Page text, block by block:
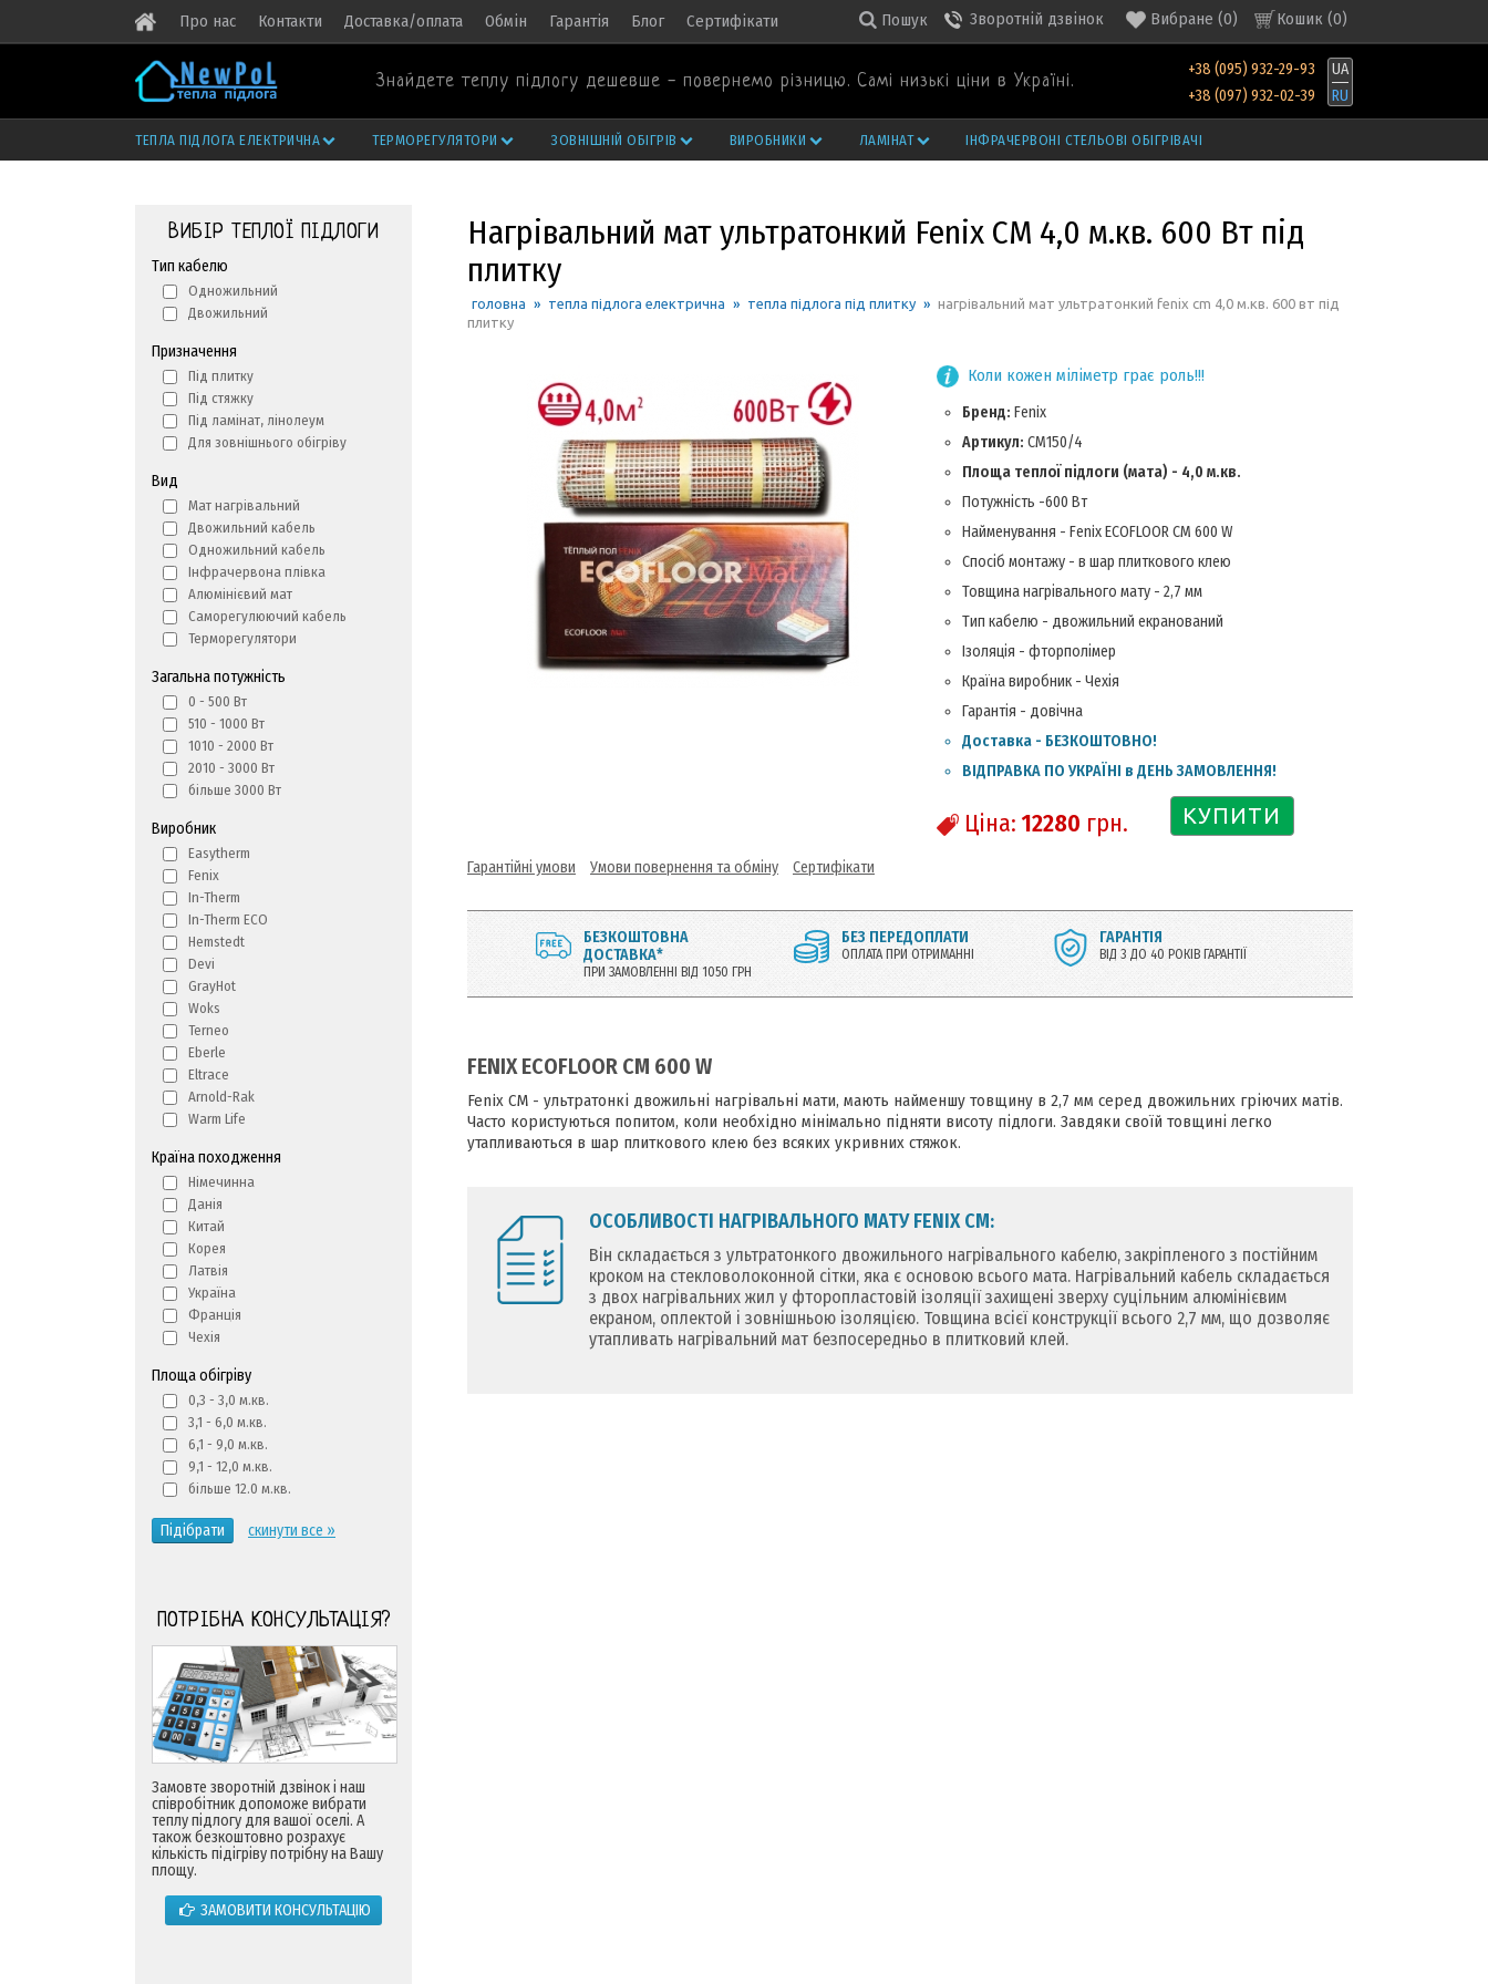
Про нас Контакти Доставка/оплата Обмін Гарантія Блог Сертифікати Кошик (0)
Вибране (0)
Зворотній дзвінок
Пошук
Знайдете теплу підлогу дешевше - повернемо різницю. Самі низькі ціни в Україні.
+38 (095) 932-29-93
+38 (097) 932-02-39
UA
RU
ТЕПЛА ПІДЛОГА ЕЛЕКТРИЧНА ТЕРМОРЕГУЛЯТОРИ ЗОВНІШНІЙ ОБІГРІВ ВИРОБНИКИ ЛАМІНАТ ІНФРАЧЕРВОНІ СТЕЛЬОВІ ОБІГРІВАЧІ
ВИБІР ТЕПЛОЇ ПІДЛОГИ
Тип кабелю
Одножильний
Двожильний
Призначення
Під плитку
Під стяжку
Під ламінат, лінолеум
Для зовнішнього обігріву
Вид
Мат нагрівальний
Двожильний кабель
Одножильний кабель
Інфрачервона плівка
Алюмінієвий мат
Саморегулюючий кабель
Терморегулятори
Загальна потужність
0 - 500 Вт
510 - 1000 Вт
1010 - 2000 Вт
2010 - 3000 Вт
більше 3000 Вт
Виробник
Easytherm
Fenix
In-Therm
In-Therm ECO
Hemstedt
Devi
GrayHot
Woks
Terneo
Eberle
Eltrace
Arnold-Rak
Warm Life
Країна походження
Німечинна
Данія
Китай
Корея
Латвія
Україна
Франція
Чехія
Площа обігріву
0,3 - 3,0 м.кв.
3,1 - 6,0 м.кв.
6,1 - 9,0 м.кв.
9,1 - 12,0 м.кв.
більше 12.0 м.кв.
Підібрати скинути все »
ПОТРІБНА КОНСУЛЬТАЦІЯ?
Замовте зворотній дзвінок і наш
співробітник допоможе вибрати
теплу підлогу для вашої оселі. А
також безкоштовно розрахує
кількість підігріву потрібну на Вашу
площу.
ЗАМОВИТИ КОНСУЛЬТАЦІЮ
Нагрівальний мат ультратонкий Fenix CM 4,0 м.кв. 600 Вт під
плитку
головна » тепла підлога електрична » тепла підлога під плитку » нагрівальний мат ультратонкий fenix cm 4,0 м.кв. 600 вт під
плитку
Коли кожен міліметр грає роль!!!
Бренд: Fenix
Артикул: CM150/4
Площа теплої підлоги (мата) - 4,0 м.кв.
Потужність -600 Вт
Найменування - Fenix ECOFLOOR CM 600 W
Спосіб монтажу - в шар плиткового клею
Товщина нагрівального мату - 2,7 мм
Тип кабелю - двожильний екранований
Ізоляція - фторполімер
Країна виробник - Чехія
Гарантія - довічна
Доставка - БЕЗКОШТОВНО!
ВІДПРАВКА ПО УКРАЇНІ в ДЕНЬ ЗАМОВЛЕННЯ!
Ціна: 12280 грн. КУПИТИ
Гарантійні умови Умови повернення та обміну Сертифікати
БЕЗКОШТОВНА
ДОСТАВКА*
ПРИ ЗАМОВЛЕННІ ВІД 1050 ГРН
БЕЗ ПЕРЕДОПЛАТИ
ОПЛАТА ПРИ ОТРИМАННІ
ГАРАНТІЯ
ВІД 3 ДО 40 РОКІВ ГАРАНТІЇ
FENIX ECOFLOOR CM 600 W
Fenix CM - ультратонкі двожильні нагрівальні мати, мають найменшу товщину в 2,7 мм серед двожильних гріючих матів.
Часто користуються попитом, коли необхідно мінімально підняти висоту підлоги. Завдяки своїй товщині легко
утапливаються в шар плиткового клею без всяких укривних стяжок.
ОСОБЛИВОСТІ НАГРІВАЛЬНОГО МАТУ FENIX CM:
Він складається з ультратонкого двожильного нагрівального кабелю, закріпленого з постійним
кроком на стекловолоконной сітки, яка є основою всього мата. Нагрівальний кабель складається
з двох нагрівальних жил у фторопластовій ізоляції захищені зверху суцільним алюмінієвим
екраном, оплектой і зовнішньою ізоляцією. Товщина всієї конструкції всього 2,7 мм, що дозволяє
утапливать нагрівальний мат безпосередньо в плитковий клей.